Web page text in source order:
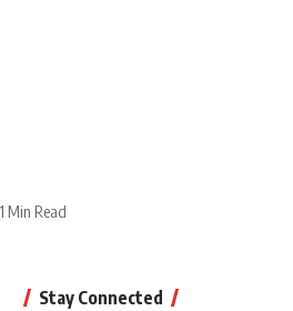
1 Min Read
Stay Connected